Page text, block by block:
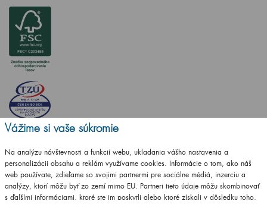
Vytvorilo studioCZECHGROUP.cz
Vážime si vaše súkromie
Na analýzu návštevnosti a funkcií webu, ukladania vášho nastavenia a
personalizácii obsahu a reklám využívame cookies. Informácie o tom, ako náš
web používate, zdieľame so svojimi partnermi pre sociálne médiá, inzerciu a
analýzy, ktorí môžu byť zo zemí mimo EU. Partneri tieto údaje môžu skombinovať
s ďalšími informáciami, ktoré ste im poskytli alebo ktoré získali v dôsledku toho,